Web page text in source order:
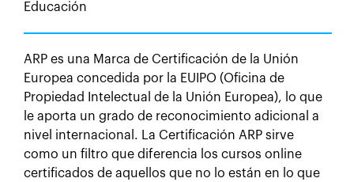
Educación
ARP es una Marca de Certificación de la Unión
Europea concedida por la EUIPO (Oficina de
Propiedad Intelectual de la Unión Europea), lo que
le aporta un grado de reconocimiento adicional a
nivel internacional. La Certificación ARP sirve
como un filtro que diferencia los cursos online
certificados de aquellos que no lo están en lo que